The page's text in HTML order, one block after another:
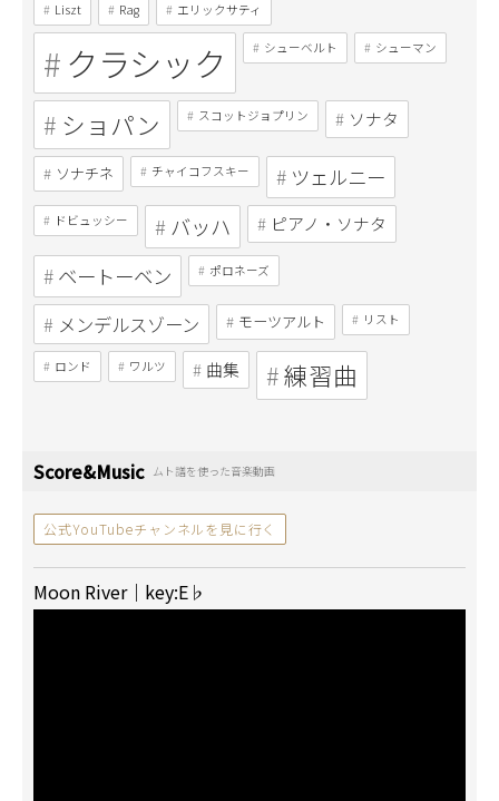
Liszt Rag エリックサティ
クラシック シューベルト シューマン
ショパン スコットジョプリン ソナタ
ソナチネ チャイコフスキー ツェルニー
ドビュッシー バッハ ピアノ・ソナタ
ベートーベン ポロネーズ
メンデルスゾーン モーツアルト リスト
ロンド ワルツ 曲集 練習曲
Score&Music ムト譜を使った音楽動画
公式YouTubeチャンネルを見に行く
Moon River｜key:E♭